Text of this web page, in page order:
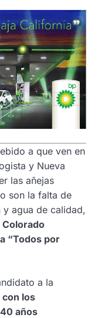
a que ven en
y Nueva
las añejas
son la falta de
agua de calidad,
Colorado
“Todos por
a la
los
años